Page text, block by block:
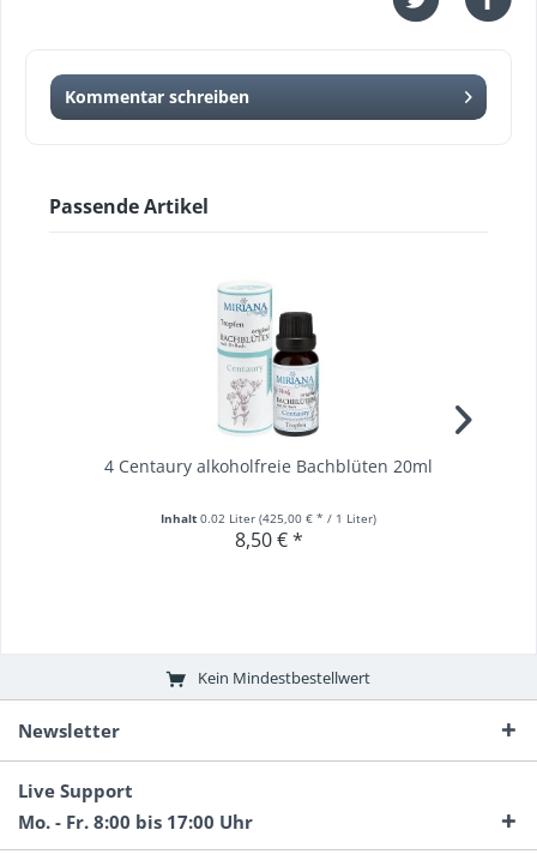
Kommentar schreiben
Passende Artikel
4 Centaury alkoholfreie Bachblüten 20ml
Inhalt 0.02 Liter (425,00 € * / 1 Liter)
8,50 € *
Kein Mindestbestellwert
Newsletter
Live Support
Mo. - Fr. 8:00 bis 17:00 Uhr